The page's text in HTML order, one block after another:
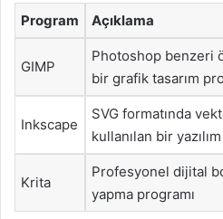
Program Açıklama
GIMP
Photoshop benzeri
bir grafik tasarım
Inkscape
SVG formatında
kullanılan bir yazılım
Krita
Profesyonel dijital
yapma programı